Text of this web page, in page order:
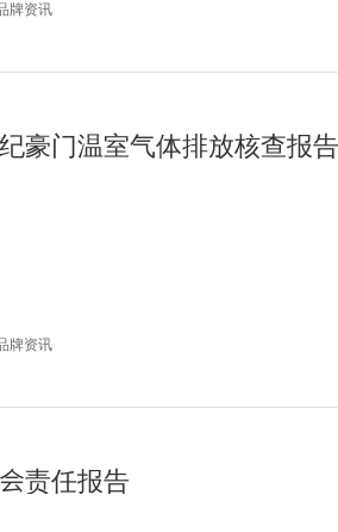
牌资讯
豪门温室气体排放核查报
牌资讯
责任报告